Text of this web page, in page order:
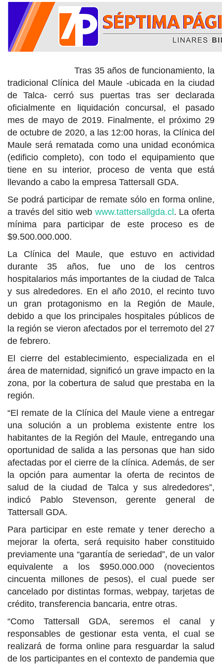
Tras 35 años de funcionamiento, la
tradicional Clínica del Maule -ubicada en la ciudad
de Talca- cerró sus puertas tras ser declarada
oficialmente en liquidación concursal, el pasado
mes de mayo de 2019. Finalmente, el próximo 29
de octubre de 2020, a las 12:00 horas, la Clínica del
Maule será rematada como una unidad económica
(edificio completo), con todo el equipamiento que
tiene en su interior, proceso de venta que está
llevando a cabo la empresa Tattersall GDA.
Se podrá participar de remate sólo en forma online,
a través del sitio web www.tattersallgda.cl. La oferta
mínima para participar de este proceso es de
$9.500.000.000.
La Clínica del Maule, que estuvo en actividad
durante 35 años, fue uno de los centros
hospitalarios más importantes de la ciudad de Talca
y sus alrededores. En el año 2010, el recinto tuvo
un gran protagonismo en la Región de Maule,
debido a que los principales hospitales públicos de
la región se vieron afectados por el terremoto del 27
de febrero.
El cierre del establecimiento, especializada en el
área de maternidad, significó un grave impacto en la
zona, por la cobertura de salud que prestaba en la
región.
“El remate de la Clínica del Maule viene a entregar
una solución a un problema existente entre los
habitantes de la Región del Maule, entregando una
oportunidad de salida a las personas que han sido
afectadas por el cierre de la clínica. Además, de ser
la opción para aumentar la oferta de recintos de
salud de la ciudad de Talca y sus alrededores”,
indicó Pablo Stevenson, gerente general de
Tattersall GDA.
Para participar en este remate y tener derecho a
mejorar la oferta, será requisito haber constituido
previamente una “garantía de seriedad”, de un valor
equivalente a los $950.000.000 (novecientos
cincuenta millones de pesos), el cual puede ser
cancelado por distintas formas, webpay, tarjetas de
crédito, transferencia bancaria, entre otras.
“Como Tattersall GDA, seremos el canal y
responsables de gestionar esta venta, el cual se
realizará de forma online para resguardar la salud
de los participantes en el contexto de pandemia que